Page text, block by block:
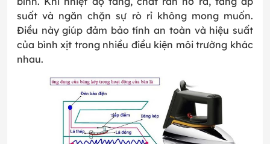
suất và ngăn chặn sự rò rỉ không mong muốn.
Điều này giúp đảm bảo tính an toàn và hiệu suất
của bình xịt trong nhiều điều kiện môi trường khác
nhau.